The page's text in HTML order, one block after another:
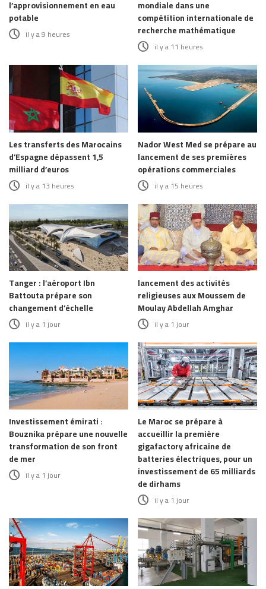
l’approvisionnement en eau
potable
il y a 9 heures
mondiale dans une
compétition internationale de
recherche mathématique
il y a 11 heures
Les transferts des Marocains
d’Espagne dépassent 1,5
milliard d’euros
il y a 13 heures
Nador West Med se prépare au
lancement de ses premières
opérations commerciales
il y a 15 heures
Tanger : l’aéroport Ibn
Battouta prépare son
changement d’échelle
il y a 1 jour
lancement des activités
religieuses aux Moussem de
Moulay Abdellah Amghar
il y a 1 jour
Investissement émirati :
Bouznika prépare une nouvelle
transformation de son front
de mer
il y a 1 jour
Le Maroc se prépare à
accueillir la première
gigafactory africaine de
batteries électriques, pour un
investissement de 65 milliards
de dirhams
il y a 1 jour